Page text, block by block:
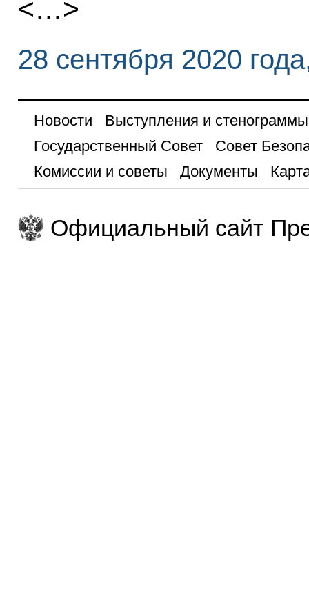
<…>
28 сентября 2020
Новости
Выступления и стенограммы
Государственный Совет
Совет
Комиссии и советы
Документы
Официальный сайт